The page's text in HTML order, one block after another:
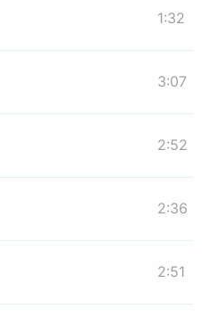
1:32
3:07
2:52
2:36
2:51